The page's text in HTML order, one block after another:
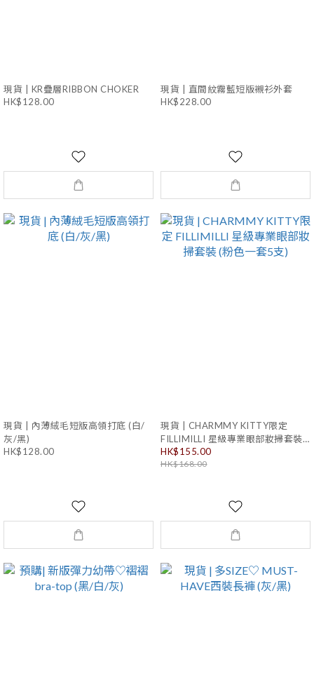
現貨 | KR疊層RIBBON CHOKER
HK$128.00
現貨 | 直間紋霧藍短版襯衫外套
HK$228.00
現貨 | 內薄絨毛短版高領打底 (白/
灰/黑)
HK$128.00
現貨 | CHARMMY KITTY限定
FILLIMILLI 星級專業眼部妝掃套裝
(粉色一套5支)
HK$155.00
HK$168.00